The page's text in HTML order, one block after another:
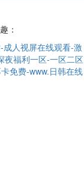
：
人视屏在线观看-激
夜福利一区-一区二区
免费-www.日韩在线